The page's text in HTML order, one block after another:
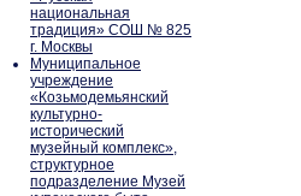
национальная
традиция» СОШ № 825
г. Москвы
Муниципальное
учреждение
«Козьмодемьянский
культурно-
исторический
музейный комплекс»,
структурное
подразделение Музей